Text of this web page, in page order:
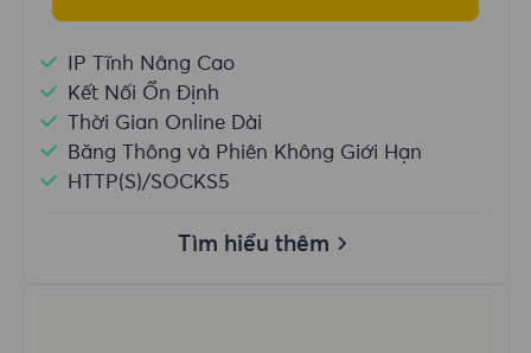
IP Tĩnh Nâng Cao
Kết Nối Ổn Định
Thời Gian Online Dài
Băng Thông và Phiên Không Giới Hạn
HTTP(S)/SOCKS5
Tìm hiểu thêm